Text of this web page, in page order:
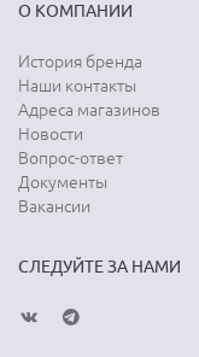
О КОМПАНИИ
История бренда
Наши контакты
Адреса магазинов
Новости
Вопрос-ответ
Документы
Вакансии
СЛЕДУЙТЕ ЗА НАМИ